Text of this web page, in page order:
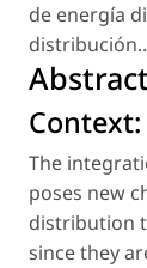
de energía
distribución..
Abstract
Context:
The
poses new
distribution
since they